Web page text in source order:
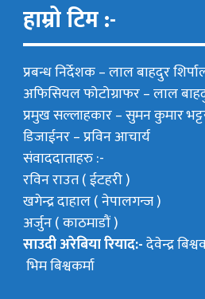
हाम्रो टिम :-
प्रबन्ध निर्देशक –लाल बाहदुर
अफिसियल फोटोग्राफर –लाल
प्रमुख सल्लाहकार –सुमन कुमार
डिजाईनर – प्रविन आचार्य
संवाददाताहरु :-
रविन राउत ( ईटहरी )
खगेन्द्र दाहाल ( नेपालगन्ज )
अर्जुन ( काठमाडौं )
साउदी अरेबिया रियाद:-देवेन्द्र
भिम बिश्वकर्मा